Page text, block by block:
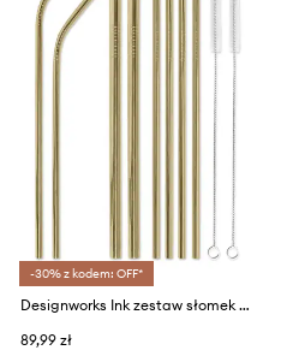
-30% z kodem: OFF*
Designworks Ink zestaw słomek ze szczoteczkami (10-pack)
89,99 zł